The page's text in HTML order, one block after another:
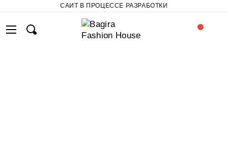
САЙТ В ПРОЦЕССЕ РАЗРАБОТКИ